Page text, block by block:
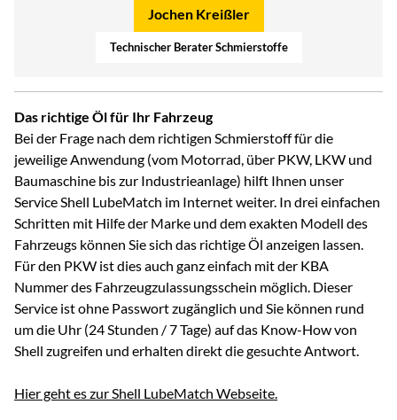
Jochen Kreißler
Technischer Berater Schmierstoffe
Das richtige Öl für Ihr Fahrzeug
Bei der Frage nach dem richtigen Schmierstoff für die
jeweilige Anwendung (vom Motorrad, über PKW, LKW und
Baumaschine bis zur Industrieanlage) hilft Ihnen unser
Service Shell LubeMatch im Internet weiter. In drei einfachen
Schritten mit Hilfe der Marke und dem exakten Modell des
Fahrzeugs können Sie sich das richtige Öl anzeigen lassen.
Für den PKW ist dies auch ganz einfach mit der KBA
Nummer des Fahrzeugzulassungsschein möglich. Dieser
Service ist ohne Passwort zugänglich und Sie können rund
um die Uhr (24 Stunden / 7 Tage) auf das Know-How von
Shell zugreifen und erhalten direkt die gesuchte Antwort.
Hier geht es zur Shell LubeMatch Webseite.